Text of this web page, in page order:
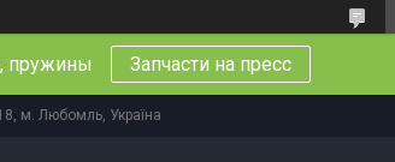
пружины Запчасти на пресс
м. Любомль, Україна